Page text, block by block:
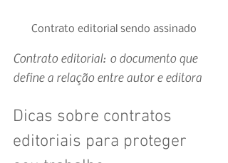
Contrato editorial sendo assinado
Contrato editorial: o documento que
define a relação entre autor e editora
Dicas sobre contratos
editoriais para proteger